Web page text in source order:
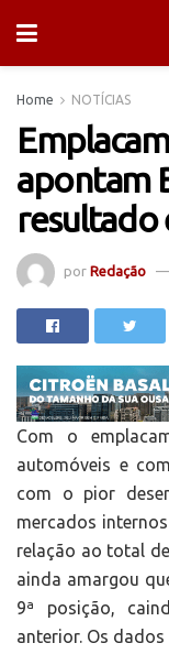
Home NOTÍCIAS
apontam
resultado
por Redação
Com o
automóveis e
com o pior
mercados
relação ao total
ainda amargou
9ª posição,
anterior. Os